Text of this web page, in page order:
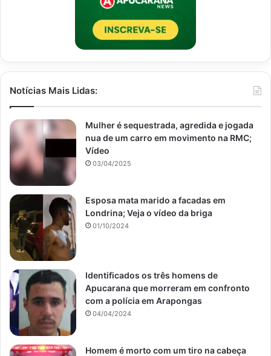
Notícias Mais Lidas:
Mulher é sequestrada, agredida e jogada
nua de um carro em movimento na RMC;
Vídeo
03/04/2025
Esposa mata marido a facadas em
Londrina; Veja o vídeo da briga
01/10/2024
Identificados os três homens de
Apucarana que morreram em confronto
com a polícia em Arapongas
04/04/2024
Homem é morto com um tiro na cabeça